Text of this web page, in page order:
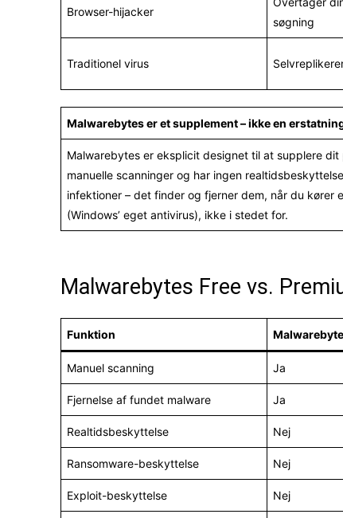
Browser-hijacker
søgning
Traditionel virus
Malwarebytes er et supplement – ikke en
Malwarebytes er eksplicit designet til at supplere
manuelle scanninger og har ingen
infektioner – det finder og fjerner dem, når du kører
(Windows’ eget antivirus), ikke i stedet for.
Malwarebytes Free vs.
Funktion
Manuel scanning Ja
Fjernelse af fundet malware Ja
Realtidsbeskyttelse Nej
Ransomware-beskyttelse Nej
Exploit-beskyttelse Nej